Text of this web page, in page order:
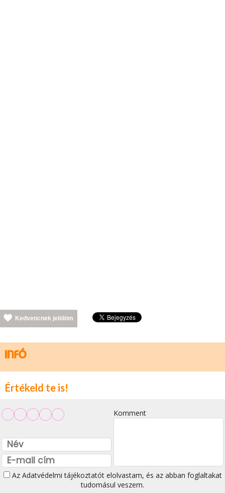
Kedvencnek jelölöm
Értékeld te is!
Komment
Az Adatvédelmi tájékoztatótelolvastam, és az abban foglaltakat
tudomásul veszem.